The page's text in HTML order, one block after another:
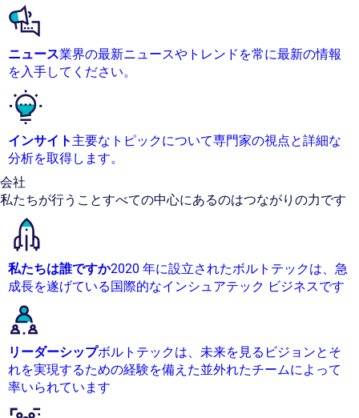
ニュース業界の最新ニュースやトレンドを常に最新の情報
を入手してください。
インサイト 主要なトピックについて専門家の視点と詳細な
分析を取得します。
会社
私たちが行うことすべての中心にあるのはつながりの力です
私たちは誰ですか2020 年に設立されたボルトテックは、急
成長を遂げている国際的なインシュアテック ビジネスです
リーダーシップボルトテックは、未来を見るビジョンとそ
れを実現するための経験を備えた並外れたチームによって
率いられています